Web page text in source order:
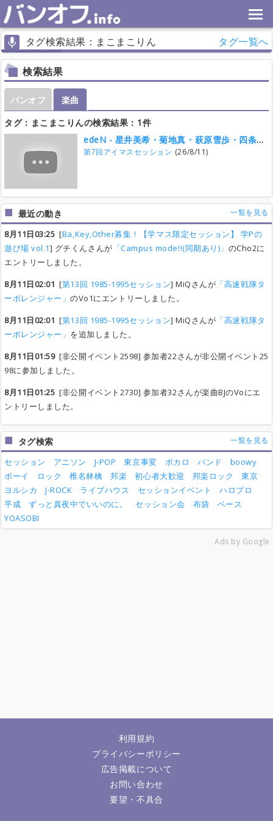
タグ検索結果：まこまこりん タグ一覧へ
検索結果
バンオフ
楽曲
タグ：まこまこりんの検索結果：1件
edeN - 星井美希・菊地真・萩原雪歩・四条貴音
第7回アイマスセッション (26/8/11)
最近の動き 一覧を見る
8月11日03:25 [Ba,Key,Other募集！【学マス限定セッション】 学Pの
遊び場 vol.1] グチくんさんが 「Campus mode!!(同期あり)」 のCho2に
エントリーしました。
8月11日02:01 [第13回 1985-1995セッション] MiQさんが 「高速戦隊タ
ーボレンジャー」のVo1にエントリーしました。
8月11日02:01 [第13回 1985-1995セッション] MiQさんが 「高速戦隊タ
ーボレンジャー」 を追加しました。
8月11日01:59[非公開イベント2598] 参加者22さんが非公開イベント25
98に参加しました。
8月11日01:25 [非公開イベント2730] 参加者32さんが楽曲BJのVoにエ
ントリーしました。
タグ検索 一覧を見る
セッション アニソン J-POP 東京事変 ボカロ バンド
boowy
ボーイ
ロック 椎名林檎 邦楽 初心者大歓迎 邦楽ロック
東京
ヨルシカ
J-ROCK ライブハウス セッションイベント
ハロプロ
平成
ずっと真夜中でいいのに。 セッション会 布袋
ベース
YOASOBI
Ads by Google
利用規約
プライバシーポリシー
広告掲載について
お問い合わせ
要望・不具合